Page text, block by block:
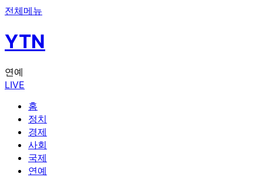
전체메뉴
YTN
연예
LIVE
홈
정치
경제
사회
국제
연예